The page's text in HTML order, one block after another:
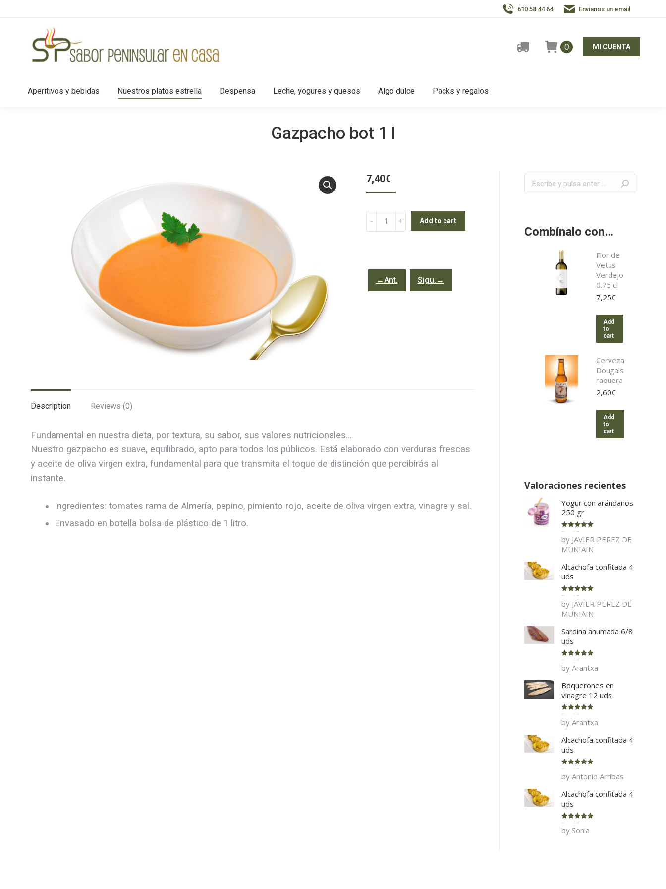
610 58 44 64 Envianos un email
0 MI CUENTA
Aperitivos y bebidas Nuestros platos estrella Despensa Leche, yogures y quesos Algo dulce Packs y regalos
Gazpacho bot 1 l
7,40€
Gazpacho
bot
quantity
Add to cart
←Ant. Sigu.→
Description Reviews (0)
Fundamental en nuestra dieta, por textura, su sabor, sus valores nutricionales…
Nuestro gazpacho es suave, equilibrado, apto para todos los públicos. Está elaborado con verduras frescas
y aceite de oliva virgen extra, fundamental para que transmita el toque de distinción que percibirás al
instante.
Ingredientes: tomates rama de Almería, pepino, pimiento rojo, aceite de oliva virgen extra, vinagre y sal.
Envasado en botella bolsa de plástico de 1 litro.
Buscar:
Combínalo con…
Flor de
Vetus
Verdejo
0.75 cl
7,25€
Add
to
cart
Cerveza
Dougals
raquera
2,60€
Add
to
cart
Valoraciones recientes
Yogur con arándanos
250 gr
Rated 5
of 5
by JAVIER PEREZ DE
MUNIAIN
Alcachofa confitada 4
uds
Rated 5
of 5
by JAVIER PEREZ DE
MUNIAIN
Sardina ahumada 6/8
uds
Rated 5
of 5
by Arantxa
Boquerones en
vinagre 12 uds
Rated 5
of 5
by Arantxa
Alcachofa confitada 4
uds
Rated 5
of 5
by Antonio Arribas
Alcachofa confitada 4
uds
Rated 5
of 5
by Sonia